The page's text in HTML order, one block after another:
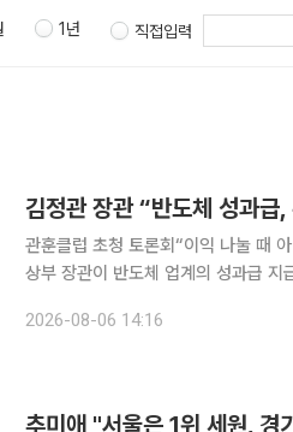
1년 직접입력
관훈클럽 초청 토론회“이익 나눌 때 아닌
상부 장관이 반도체 업계의 성과급 지
이어지는 가운데, 핵심 연구인력에 대
2026-08-06 14:16
추미애 "서울은 1위 세원,